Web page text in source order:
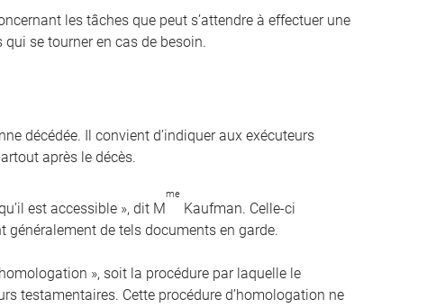
les tâches que peut s’attendre à effectuer une
se tourner en cas de besoin.
décédée. Il convient d’indiquer aux exécuteurs
après le décès.
est accessible », dit M
me
Kaufman. Celle-ci
de tels documents en garde.
», soit la procédure par laquelle le
testamentaires. Cette procédure d’homologation ne